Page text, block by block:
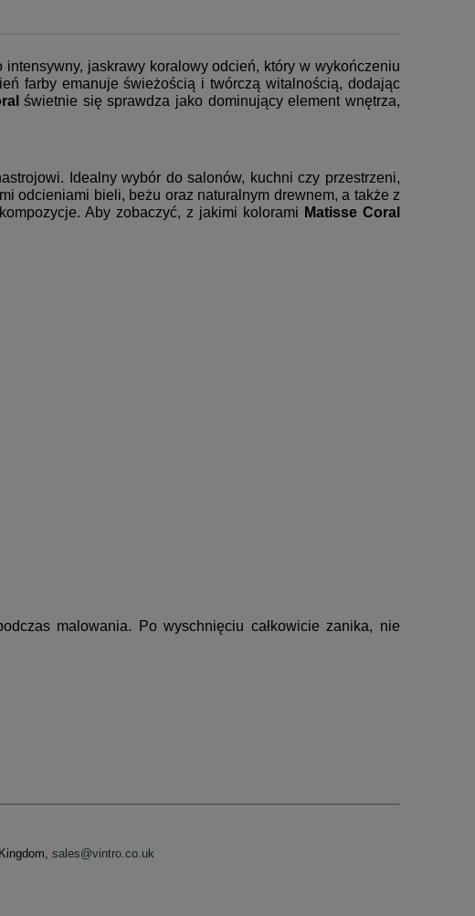
intensywny, jaskrawy koralowy odcień, który w wykończeniu
farby emanuje świeżością i twórczą witalnością, dodając
świetnie się sprawdza jako dominujący element wnętrza,
Idealny wybór do salonów, kuchni czy przestrzeni,
odcieniami bieli, beżu oraz naturalnym drewnem, a także z
Aby zobaczyć, z jakimi kolorami Matisse Coral
malowania. Po wyschnięciu całkowicie zanika, nie
sales@vintro.co.uk